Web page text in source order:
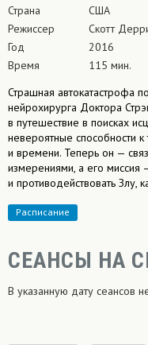
Страна
США
Режиссер
Скотт
Год
2016
Время
115 мин.
Страшная автокатастрофа
нейрохирурга Доктора
в путешествие в поисках
невероятные способности
и времени. Теперь он —
измерениями, а его миссия
и противодействовать Злу,
Расписание
СЕАНСЫ НА
В указанную дату сеансов